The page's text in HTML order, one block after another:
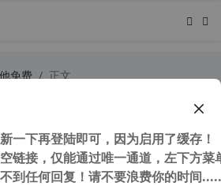
免费 正文
赚钱，抖音极速版一
一下再登陆即可，因为启用了缓存！
链接，仅能通过唯一通道，左下方菜
到任何回复！请不要浪费你的时间